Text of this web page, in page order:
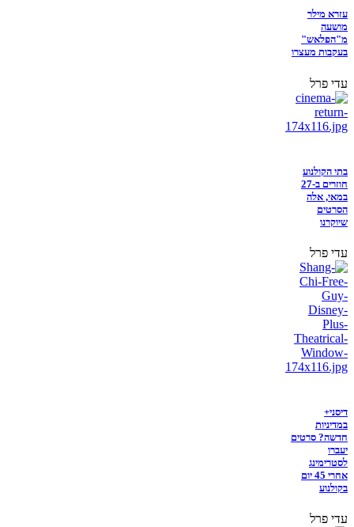
עזרא מילר
מושעה
מ"הפלאש"
בעקבות מעצרו
עדי פרל
בתי הקולנוע
חוזרים ב-27
במאי, אלה
הסרטים
שיוקרנו
עדי פרל
דיסני+
במדיניות
חדשה? סרטים
יעברו
לסטרימינג
אחרי 45 יום
בקולנוע
עדי פרל